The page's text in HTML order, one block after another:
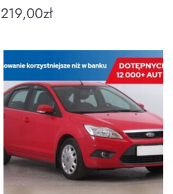
219,00zł